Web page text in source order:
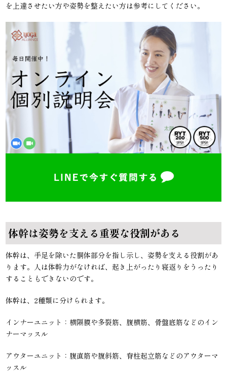
を上達させたい方や姿勢を整えたい方は参考にしてください。
体幹は姿勢を支える重要な役割がある
体幹は、手足を除いた胴体部分を指し示し、姿勢を支える役割があ
ります。人は体幹力がなければ、起き上がったり寝返りをうったり
することもできないのです。
体幹は、2種類に分けられます。
インナーユニット：横隔膜や多裂筋、腹横筋、骨盤底筋などのイン
ナーマッスル
アウターユニット：腹直筋や腹斜筋、脊柱起立筋などのアウターマ
ッスル